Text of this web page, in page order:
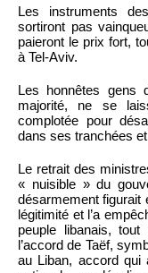
Les instruments
sortiront pas
paieront le prix fort,
à Tel-Aviv.
Les honnêtes gens
majorité, ne se
complotée pour
dans ses tranchées
Le retrait des
« nuisible » du
désarmement figurait
légitimité et l’a
peuple libanais,
l’accord de Taëf,
au Liban, accord